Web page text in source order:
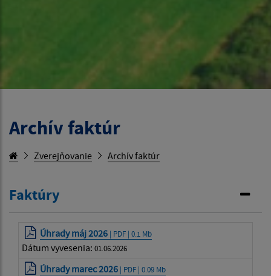
Archív faktúr
Zverejňovanie Archív faktúr
Faktúry
Úhrady máj 2026 | PDF | 0.1 Mb
Dátum vyvesenia: 01.06.2026
Úhrady marec 2026 | PDF | 0.09 Mb